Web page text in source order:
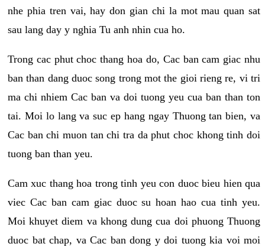
nhe phia tren vai, hay don gian chi la mot mau quan sat
sau lang day y nghia Tu anh nhin cua ho.
Trong cac phut choc thang hoa do, Cac ban cam giac nhu
ban than dang duoc song trong mot the gioi rieng re, vi tri
ma chi nhiem Cac ban va doi tuong yeu cua ban than ton
tai. Moi lo lang va suc ep hang ngay Thuong tan bien, va
Cac ban chi muon tan chi tra da phut choc khong tinh doi
tuong ban than yeu.
Cam xuc thang hoa trong tinh yeu con duoc bieu hien qua
viec Cac ban cam giac duoc su hoan hao cua tinh yeu.
Moi khuyet diem va khong dung cua doi phuong Thuong
duoc bat chap, va Cac ban dong y doi tuong kia voi moi